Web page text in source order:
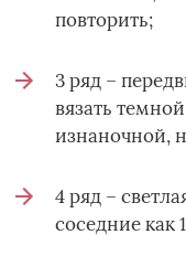
повторить;
3 ряд –
вязать
изнаночной,
4 ряд –
соседние как